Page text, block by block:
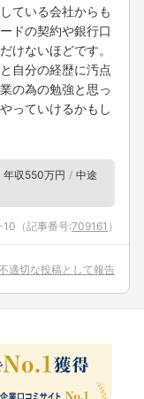
ている会社からも
ドの契約や銀行口
けないほどです。
自分の経歴に汚点
の為の勉強と思っ
っていけるかもし
年収550万円
中途
10 （記事番号:709161 ）
適切な投稿として報告